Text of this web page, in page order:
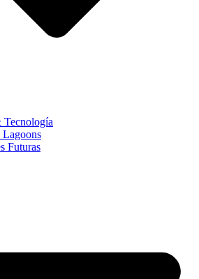
Tecnología
Lagoons
Futuras